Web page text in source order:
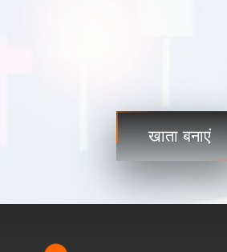
चरण 3व्यापार
खाता बनाएं